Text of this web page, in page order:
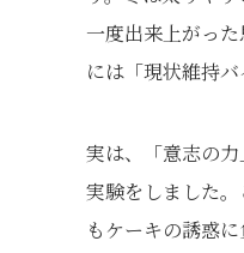
一度出来上がっ
には「現状維持
実は、「意志の
実験をしました
もケーキの誘惑